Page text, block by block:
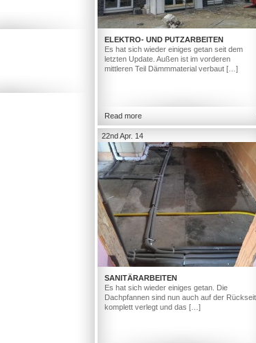
ELEKTRO- UND PUTZARBEITEN
Es hat sich wieder einiges getan seit dem
letzten Update. Außen ist im vorderen
mittleren Teil Dämmmaterial verbaut […]
Read more
22nd Apr. 14
SANITÄRARBEITEN
Es hat sich wieder einiges getan. Die
Dachpfannen sind nun auch auf der
komplett verlegt und das […]